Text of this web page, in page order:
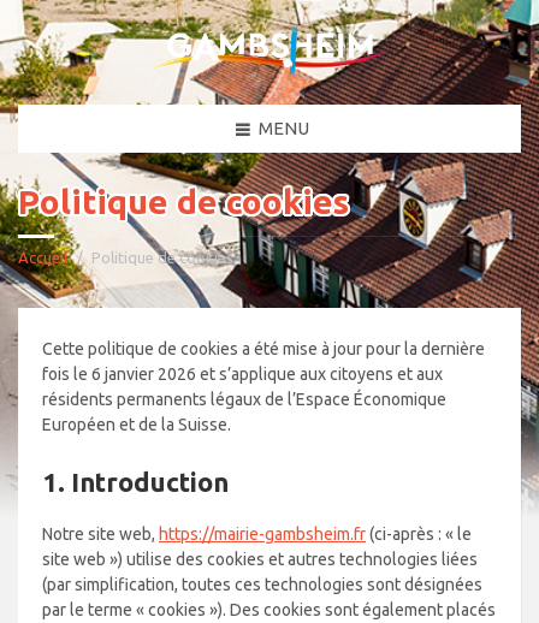
MENU
Politique de cookies
Accueil Politique de cookies
Cette politique de cookies a été mise à jour pour la dernière
fois le 6 janvier 2026 et s’applique aux citoyens et aux
résidents permanents légaux de l’Espace Économique
Européen et de la Suisse.
1. Introduction
Notre site web, https://mairie-gambsheim.fr(ci-après : « le
site web ») utilise des cookies et autres technologies liées
(par simplification, toutes ces technologies sont désignées
par le terme « cookies »). Des cookies sont également placés